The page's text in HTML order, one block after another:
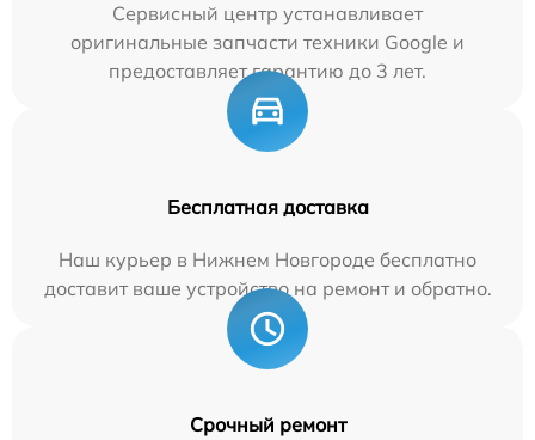
Сервисный центр устанавливает
оригинальные запчасти техники Google и
предоставляет гарантию до 3 лет.
Бесплатная доставка
Наш курьер в Нижнем Новгороде бесплатно
доставит ваше устройство на ремонт и обратно.
Срочный ремонт